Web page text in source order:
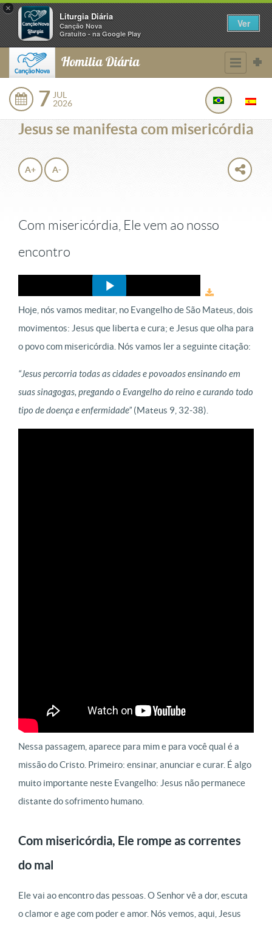
×
Liturgia Diária
Canção Nova
Gratuito - na Google Play
Ver
Homilia Diária
7 JUL
2026
Jesus se manifesta com misericórdia
A+ A-
Com misericórdia, Ele vem ao nosso
encontro
Hoje, nós vamos meditar, no Evangelho de São Mateus, dois
movimentos: Jesus que liberta e cura; e Jesus que olha para
o povo com misericórdia. Nós vamos ler a seguinte citação:
“Jesus percorria todas as cidades e povoados ensinando em
suas sinagogas, pregando o Evangelho do reino e curando todo
tipo de doença e enfermidade”(Mateus 9, 32-38).
Nessa passagem, aparece para mim e para você qual é a
missão do Cristo. Primeiro: ensinar, anunciar e curar. É algo
muito importante neste Evangelho: Jesus não permanece
distante do sofrimento humano.
Com misericórdia, Ele rompe as correntes
do mal
Ele vai ao encontro das pessoas. O Senhor vê a dor, escuta
o clamor e age com poder e amor. Nós vemos, aqui, Jesus